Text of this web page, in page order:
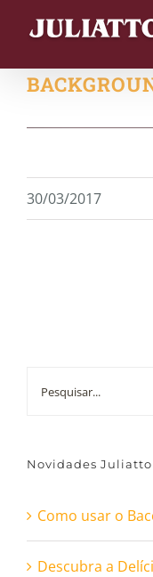
content
30/03/2017
Novidades Juliatto
Como usar o
Descubra a